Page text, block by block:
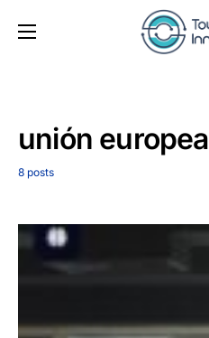
unión europea
8 posts